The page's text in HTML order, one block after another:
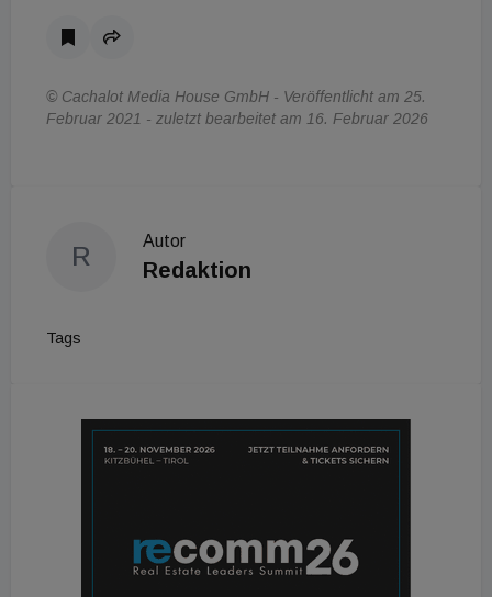
© Cachalot Media House GmbH - Veröffentlicht am 25.
Februar 2021 - zuletzt bearbeitet am 16. Februar 2026
R
Autor
Redaktion
Tags